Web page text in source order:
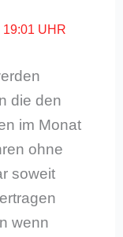
UHR
die den
im Monat
ohne
soweit
wenn